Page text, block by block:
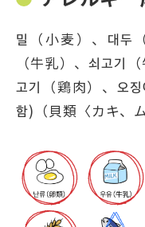
밀（小麦）、대두
（牛乳）、쇠고기
고기（鶏肉）、오
함)（貝類〈カキ、